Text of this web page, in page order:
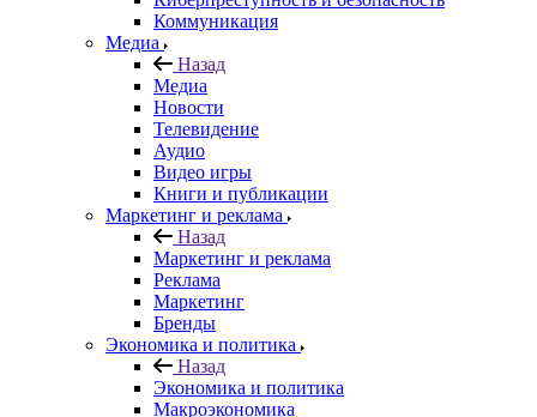
Коммуникация
Медиа
Назад
Медиа
Новости
Телевидение
Аудио
Видео игры
Книги и публикации
Маркетинг и реклама
Назад
Маркетинг и реклама
Реклама
Маркетинг
Бренды
Экономика и политика
Назад
Экономика и политика
Макроэкономика